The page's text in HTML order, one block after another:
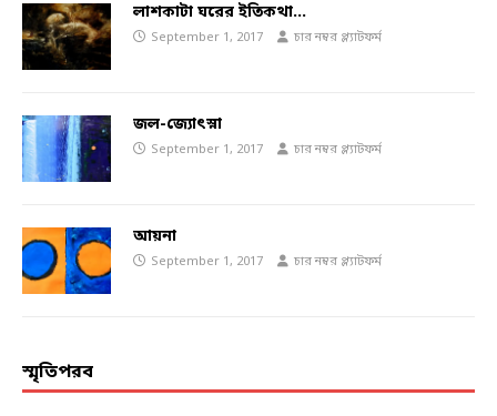
লাশকাটা ঘরের ইতিকথা…
September 1, 2017 চার নম্বর প্ল্যাটফর্ম
জল-জ্যোৎস্না
September 1, 2017 চার নম্বর প্ল্যাটফর্ম
আয়না
September 1, 2017 চার নম্বর প্ল্যাটফর্ম
স্মৃতিপরব